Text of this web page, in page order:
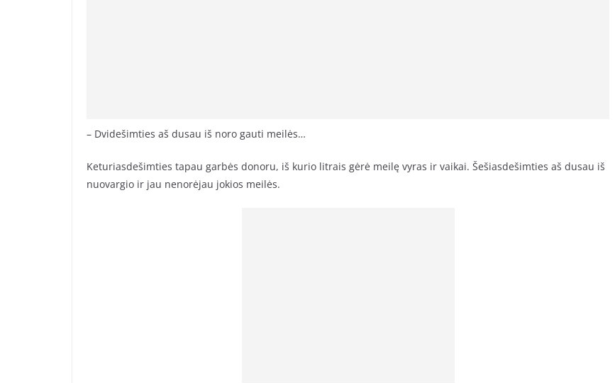
– Dvidešimties aš dusau iš noro gauti meilės…
Keturiasdešimties tapau garbės donoru, iš kurio litrais gėrė meilę vyras ir vaikai. Šešiasdešimties aš dusau iš
nuovargio ir jau nenorėjau jokios meilės.